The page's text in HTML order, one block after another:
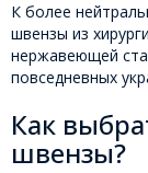
К более
швензы из
нержавеющей
повседневных
Как
швензы?